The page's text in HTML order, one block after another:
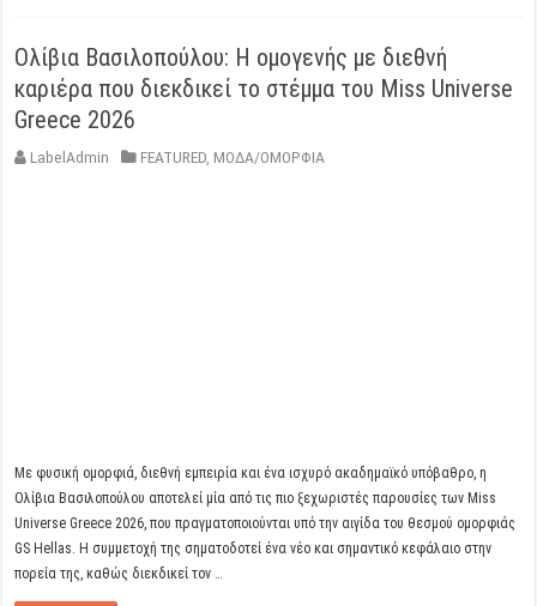
Ολίβια Βασιλοπούλου: Η ομογενής με διεθνή
καριέρα που διεκδικεί το στέμμα του Miss Universe
Greece 2026
LabelAdmin FEATURED, ΜΟΔΑ/ΟΜΟΡΦΙΑ
Με φυσική ομορφιά, διεθνή εμπειρία και ένα ισχυρό ακαδημαϊκό υπόβαθρο, η
Ολίβια Βασιλοπούλου αποτελεί μία από τις πιο ξεχωριστές παρουσίες των Miss
Universe Greece 2026, που πραγματοποιούνται υπό την αιγίδα του θεσμού ομορφιάς
GS Hellas. Η συμμετοχή της σηματοδοτεί ένα νέο και σημαντικό κεφάλαιο στην
πορεία της, καθώς διεκδικεί τον …